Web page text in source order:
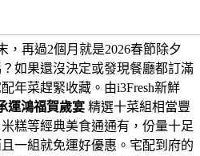
，再過2個月就是2026春節除夕
如果還沒決定或發現餐廳都訂滿
年菜趕緊收藏。由i3Fresh新鮮
運鴻福賀歲宴 精選十菜組相當豐
糕等經典美食通通有，份量十足
一組就免運好優惠。宅配到府的